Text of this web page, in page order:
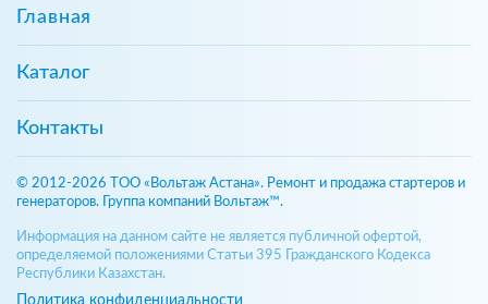
Главная
Каталог
Контакты
© 2012-2026 ТОО «Вольтаж Астана». Ремонт и продажа стартеров и
генераторов. Группа компаний Вольтаж™.
Информация на данном сайте не является публичной офертой,
определяемой положениями Статьи 395 Гражданского Кодекса
Республики Казахстан.
Политика конфиденциальности